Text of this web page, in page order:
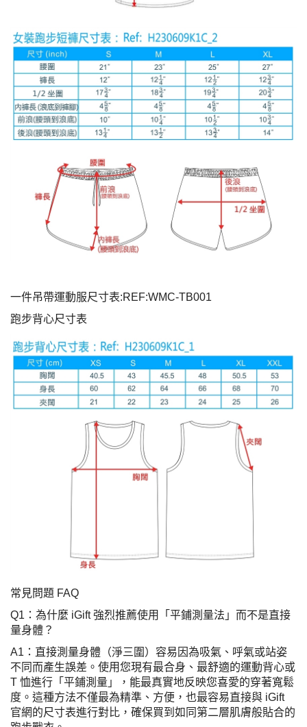
一件吊帶運動服尺寸表:REF:WMC-TB001
跑步背心尺寸表
常見問題 FAQ
Q1：為什麼 iGift 強烈推薦使用「平鋪測量法」而不是直接
量身體？
A1：直接測量身體（淨三圍）容易因為吸氣、呼氣或站姿
不同而產生誤差。使用您現有最合身、最舒適的運動背心或
T 恤進行「平鋪測量」，能最真實地反映您喜愛的穿著寬鬆
度。這種方法不僅最為精準、方便，也最容易直接與 iGift
官網的尺寸表進行對比，確保買到如同第二層肌膚般貼合的